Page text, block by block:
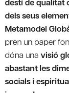
dels seus
Metamodel
pren un paper
dóna una visió
abastant les
socials i